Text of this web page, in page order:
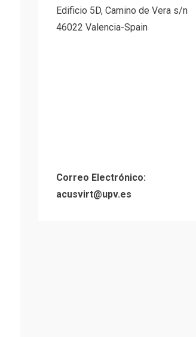
Edificio 5D, Camino de Vera s/n
46022 Valencia-Spain
Correo Electrónico:
acusvirt@upv.es